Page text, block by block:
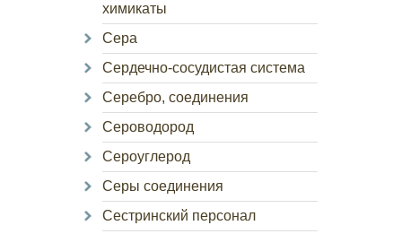
химикаты
Сера
Сердечно-сосудистая система
Серебро, соединения
Сероводород
Сероуглерод
Серы соединения
Сестринский персонал